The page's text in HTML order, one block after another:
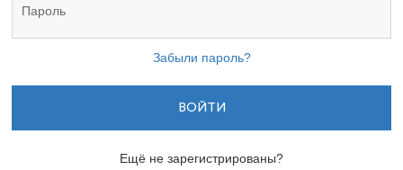
Забыли пароль?
ВОЙТИ
Ещё не зарегистрированы?